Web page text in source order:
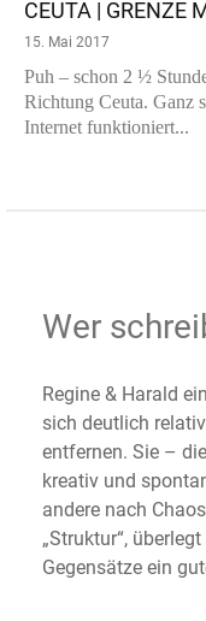
CEUTA | GRENZE
15. Mai 2017
Puh – schon 2 ½
Richtung Ceuta. Ganz
Internet funktioniert...
Wer
Regine & Harald
sich deutlich
entfernen. Sie –
kreativ und
andere nach
„Struktur“,
Gegensätze ein